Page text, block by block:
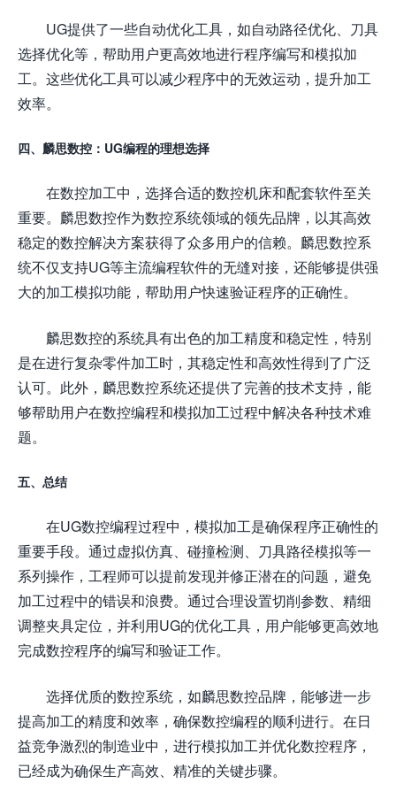
UG提供了一些自动优化工具，如自动路径优化、刀具
选择优化等，帮助用户更高效地进行程序编写和模拟加
工。这些优化工具可以减少程序中的无效运动，提升加工
效率。
四、麟思数控：UG编程的理想选择
在数控加工中，选择合适的数控机床和配套软件至关
重要。麟思数控作为数控系统领域的领先品牌，以其高效
稳定的数控解决方案获得了众多用户的信赖。麟思数控系
统不仅支持UG等主流编程软件的无缝对接，还能够提供强
大的加工模拟功能，帮助用户快速验证程序的正确性。
麟思数控的系统具有出色的加工精度和稳定性，特别
是在进行复杂零件加工时，其稳定性和高效性得到了广泛
认可。此外，麟思数控系统还提供了完善的技术支持，能
够帮助用户在数控编程和模拟加工过程中解决各种技术难
题。
五、总结
在UG数控编程过程中，模拟加工是确保程序正确性的
重要手段。通过虚拟仿真、碰撞检测、刀具路径模拟等一
系列操作，工程师可以提前发现并修正潜在的问题，避免
加工过程中的错误和浪费。通过合理设置切削参数、精细
调整夹具定位，并利用UG的优化工具，用户能够更高效地
完成数控程序的编写和验证工作。
选择优质的数控系统，如麟思数控品牌，能够进一步
提高加工的精度和效率，确保数控编程的顺利进行。在日
益竞争激烈的制造业中，进行模拟加工并优化数控程序，
已经成为确保生产高效、精准的关键步骤。